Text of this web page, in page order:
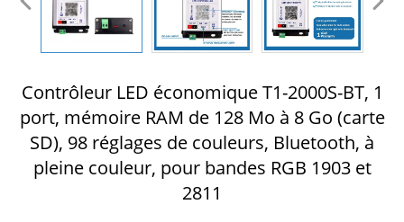
Contrôleur LED économique T1-2000S-BT, 1
port, mémoire RAM de 128 Mo à 8 Go (carte
SD), 98 réglages de couleurs, Bluetooth, à
pleine couleur, pour bandes RGB 1903 et
2811